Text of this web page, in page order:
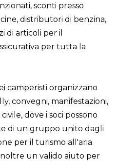
sconti presso
distributori di benzina,
di articoli per il
per tutta la
camperisti organizzano
convegni, manifestazioni,
dove i soci possono
di un gruppo unito dagli
per il turismo all'aria
un valido aiuto per